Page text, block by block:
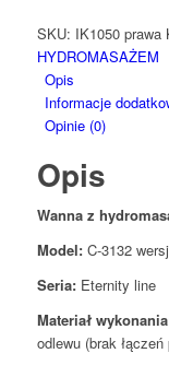
SKU: IK1050 prawa
HYDROMASAŻEM
Opis
Informacje
Opinie (0)
Opis
Wanna z
Model: C-3132
Seria:Eternity line
Materiał
odlewu (brak